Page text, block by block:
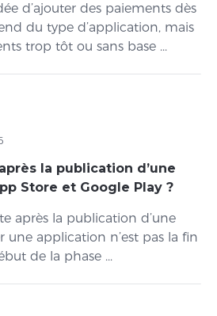
d’ajouter des paiements dès
du type d’application, mais
trop tôt ou sans base ...
la publication d’une
Store et Google Play ?
après la publication d’une
une application n’est pas la fin
de la phase ...